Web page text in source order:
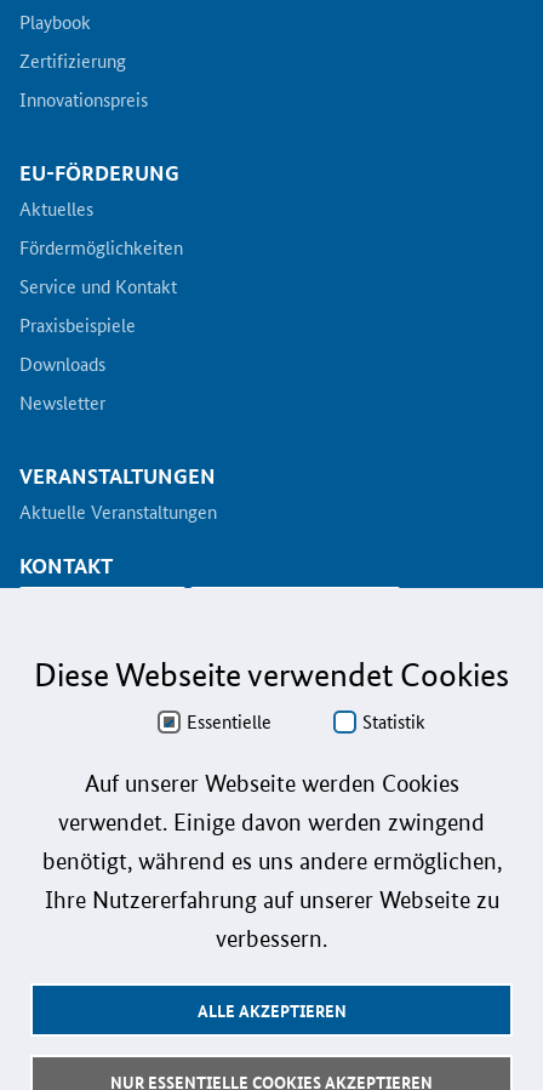
Playbook
Zertifizierung
Innovationspreis
EU-FÖRDERUNG
Aktuelles
Fördermöglichkeiten
Service und Kontakt
Praxisbeispiele
Downloads
Newsletter
VERANSTALTUNGEN
Aktuelle Veranstaltungen
KONTAKT
Aus Gründen der besseren Lesbarkeit wird auf die gleichzeitige Verwendung der
Personenbezeichnungen gelten gleichermaßen für alle Geschlechter.
Datenschutz
Barrierefreiheit
Gebärdensprache
Diese Webseite verwendet Cookies
Essentielle Statistik
Auf unserer Webseite werden Cookies
verwendet. Einige davon werden zwingend
benötigt, während es uns andere ermöglichen,
Ihre Nutzererfahrung auf unserer Webseite zu
verbessern.
ALLE AKZEPTIEREN
NUR ESSENTIELLE COOKIES AKZEPTIEREN